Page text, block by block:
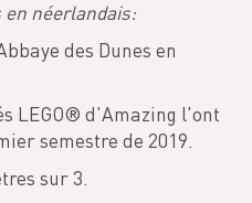
en néerlandais:
des Dunes en
LEGO® d'Amazing l'ont
semestre de 2019.
sur 3.